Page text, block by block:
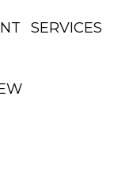
SERVICES